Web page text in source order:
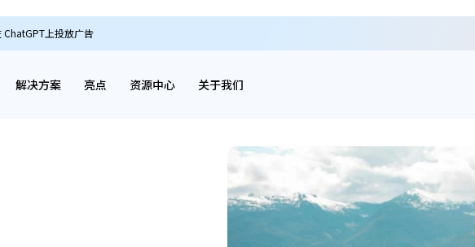
上投放广告
解决方案 亮点 资源中心 关于我们